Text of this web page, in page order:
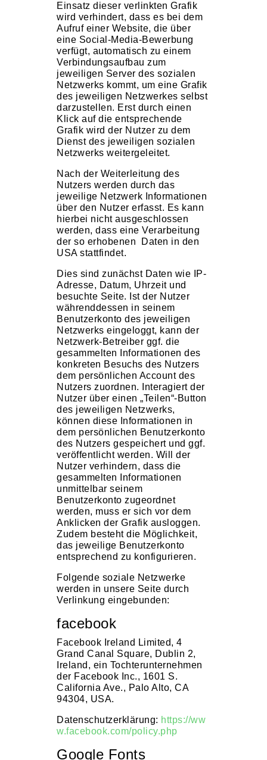
Einsatz dieser verlinkten Grafik
wird verhindert, dass es bei dem
Aufruf einer Website, die über
eine Social-Media-Bewerbung
verfügt, automatisch zu einem
Verbindungsaufbau zum
jeweiligen Server des sozialen
Netzwerks kommt, um eine Grafik
des jeweiligen Netzwerkes selbst
darzustellen. Erst durch einen
Klick auf die entsprechende
Grafik wird der Nutzer zu dem
Dienst des jeweiligen sozialen
Netzwerks weitergeleitet.
Nach der Weiterleitung des
Nutzers werden durch das
jeweilige Netzwerk Informationen
über den Nutzer erfasst. Es kann
hierbei nicht ausgeschlossen
werden, dass eine Verarbeitung
der so erhobenen Daten in den
USA stattfindet.
Dies sind zunächst Daten wie IP-
Adresse, Datum, Uhrzeit und
besuchte Seite. Ist der Nutzer
währenddessen in seinem
Benutzerkonto des jeweiligen
Netzwerks eingeloggt, kann der
Netzwerk-Betreiber ggf. die
gesammelten Informationen des
konkreten Besuchs des Nutzers
dem persönlichen Account des
Nutzers zuordnen. Interagiert der
Nutzer über einen „Teilen“-Button
des jeweiligen Netzwerks,
können diese Informationen in
dem persönlichen Benutzerkonto
des Nutzers gespeichert und ggf.
veröffentlicht werden. Will der
Nutzer verhindern, dass die
gesammelten Informationen
unmittelbar seinem
Benutzerkonto zugeordnet
werden, muss er sich vor dem
Anklicken der Grafik ausloggen.
Zudem besteht die Möglichkeit,
das jeweilige Benutzerkonto
entsprechend zu konfigurieren.
Folgende soziale Netzwerke
werden in unsere Seite durch
Verlinkung eingebunden:
facebook
Facebook Ireland Limited, 4
Grand Canal Square, Dublin 2,
Ireland, ein Tochterunternehmen
der Facebook Inc., 1601 S.
California Ave., Palo Alto, CA
94304, USA.
Datenschutzerklärung: https://ww
w.facebook.com/policy.php
Google Fonts